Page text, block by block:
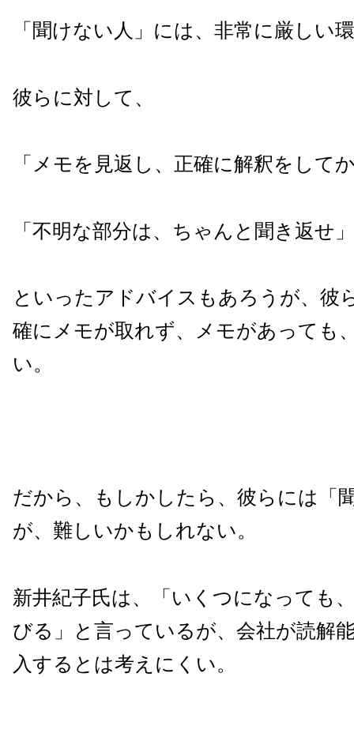
「聞けない人」には、非常に厳しい
彼らに対して、
「メモを見返し、正確に解釈をして
「不明な部分は、ちゃんと聞き返せ」
といったアドバイスもあろうが、彼
確にメモが取れず、メモがあっても
い。
だから、もしかしたら、彼らには「
が、難しいかもしれない。
新井紀子氏は、「いくつになっても
びる」と言っているが、会社が読解
入するとは考えにくい。